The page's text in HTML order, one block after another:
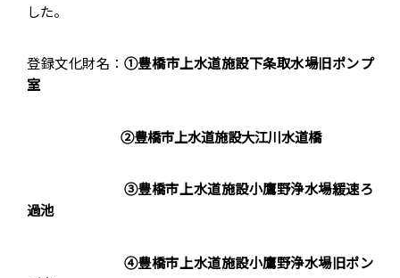
した。
登録文化財名： ①豊橋市上水道施設下条取水場旧ポンプ
室
②豊橋市上水道施設大江川水道橋
③豊橋市上水道施設小鷹野浄水場緩速ろ
過池
④豊橋市上水道施設小鷹野浄水場旧ポン